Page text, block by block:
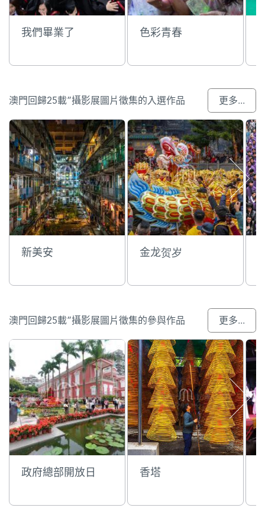
我們畢業了 色彩青春
澳門回歸25載”攝影展圖片徵集的入選作品 更多...
新美安 金龙贺岁
澳門回歸25載”攝影展圖片徵集的參與作品 更多...
政府總部開放日 香塔